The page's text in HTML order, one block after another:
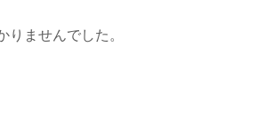
りませんでした。